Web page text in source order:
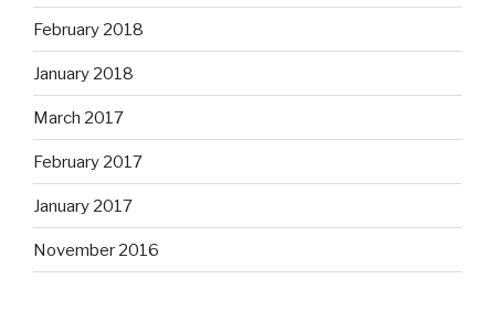
February 2018
January 2018
March 2017
February 2017
January 2017
November 2016